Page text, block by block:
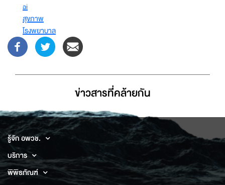
ai
สุขภาพ
โรงพยาบาล
ข่าวสารที่่คล้ายกัน
รู้จัก อพวช.
บริการ
พิพิธภัณฑ์